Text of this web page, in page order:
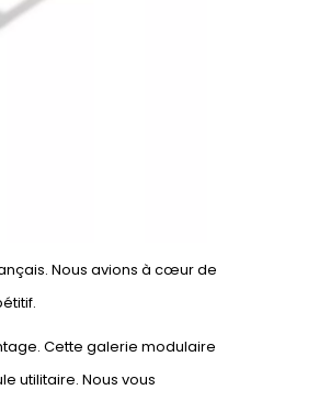
Nous avions à cœur de
Cette galerie modulaire
utilitaire. Nous vous